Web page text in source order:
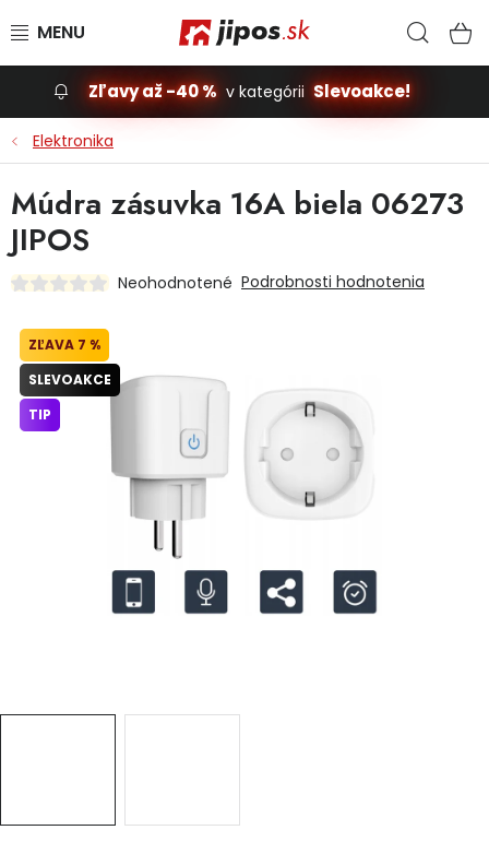
Slevoakce
Stavba, dom
Dielňa
Príslušenstvo pre automobily
Vybavenie a hračky pre deti
Domácnosť
Ochranné pracovné pomôcky
Servis náradia Hodnotenie obchodu
Zľavy až -40 % v kategórii Slevoakce!
Elektronika
Múdra zásuvka 16A biela 06273
JIPOS
Neohodnotené Podrobnosti hodnotenia
7 %
SLEVOAKCE
TIP